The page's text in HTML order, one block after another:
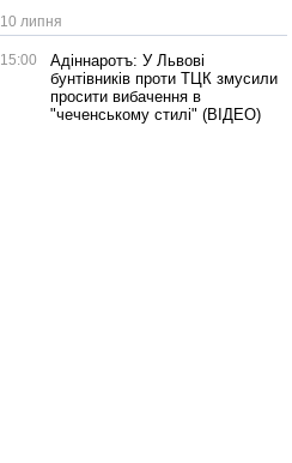
10 липня
15:00
Адіннаротъ: У Львові
бунтівників проти ТЦК змусили
просити вибачення в
"чеченському стилі" (ВІДЕО)